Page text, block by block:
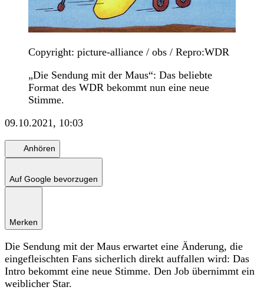
Copyright: picture-alliance / obs / Repro:WDR
„Die Sendung mit der Maus“: Das beliebte
Format des WDR bekommt nun eine neue
Stimme.
09.10.2021, 10:03
Anhören
Auf Google bevorzugen
Merken
Die Sendung mit der Maus erwartet eine Änderung, die
eingefleischten Fans sicherlich direkt auffallen wird: Das
Intro bekommt eine neue Stimme. Den Job übernimmt ein
weiblicher Star.